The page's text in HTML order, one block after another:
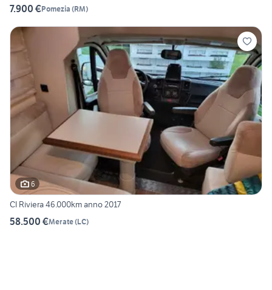
7.900 €Pomezia (RM)
6
CI Riviera 46.000km anno 2017
58.500 €Merate(LC)